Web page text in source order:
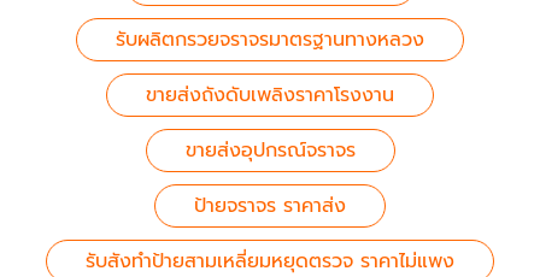
รับผลิตกรวยจราจรมาตรฐานทางหลวง
ขายส่งถังดับเพลิงราคาโรงงาน
ขายส่งอุปกรณ์จราจร
ป้ายจราจร ราคาส่ง
รับสังทำป้ายสามเหลี่ยมหยุดตรวจ ราคาไม่แพง